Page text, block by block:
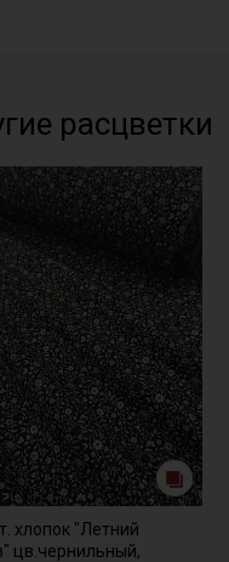
расцветки
хлопок "Летний
цв.чернильный,